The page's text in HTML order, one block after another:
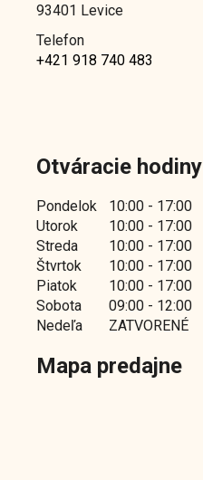
93401 Levice
Telefon
+421 918 740 483
Otváracie hodiny
Pondelok
10:00 - 17:00
Utorok
10:00 - 17:00
Streda
10:00 - 17:00
Štvrtok
10:00 - 17:00
Piatok
10:00 - 17:00
Sobota
09:00 - 12:00
Nedeľa
ZATVORENÉ
Mapa predajne